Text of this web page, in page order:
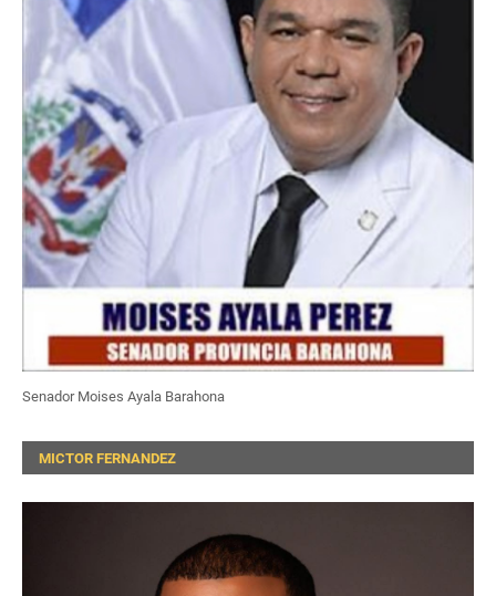
Senador Moises Ayala Barahona
MICTOR FERNANDEZ